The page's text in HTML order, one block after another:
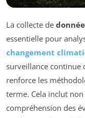
La collecte de
essentielle pour
changement
surveillance continue
renforce les
terme. Cela inclut
compréhension des